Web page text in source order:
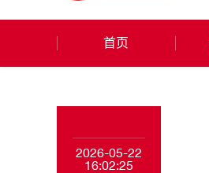
首页
2026-05-22
16:02:25